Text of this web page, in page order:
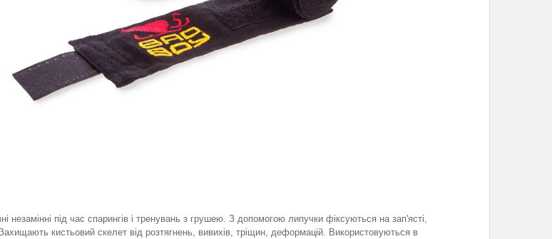
незамінні під час спарингів і тренувань з грушею. З допомогою липучки фіксуються на зап'ясті,
кистьовий скелет від розтягнень, вивихів, тріщин, деформацій. Використовуються в